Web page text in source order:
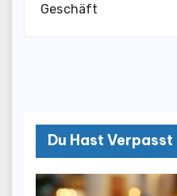
Geschäft
Du Hast Verpasst